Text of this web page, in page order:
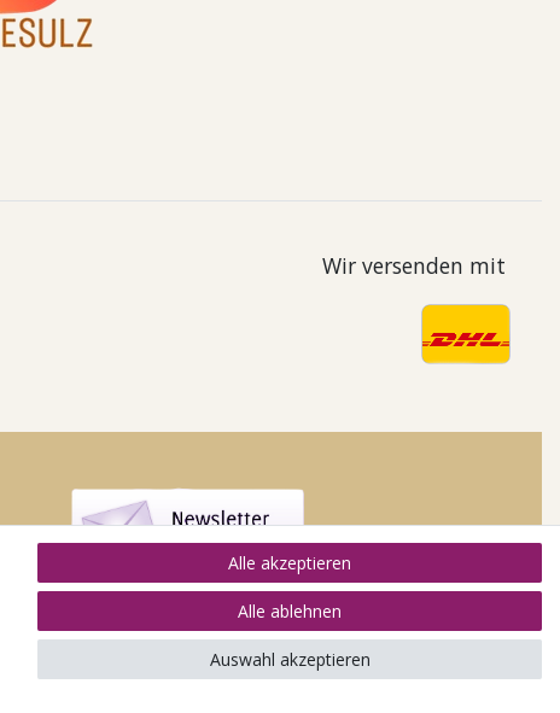
Wir versenden mit
Alle akzeptieren
Alle ablehnen
Auswahl akzeptieren